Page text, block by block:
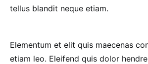
tellus blandit neque etiam.
Elementum et elit quis maecenas
etiam leo. Eleifend quis dolor